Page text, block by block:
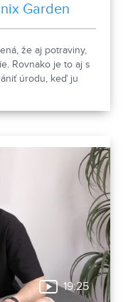
Garden
že aj potraviny,
Rovnako je to aj s
úrodu, keď ju
19:25